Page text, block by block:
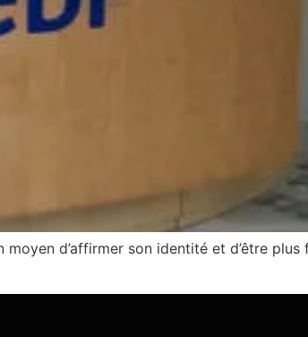
d’affirmer son identité et d’être plus